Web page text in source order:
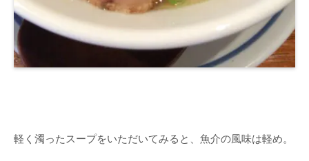
軽く濁ったスープをいただいてみると、魚介の風味は軽め。